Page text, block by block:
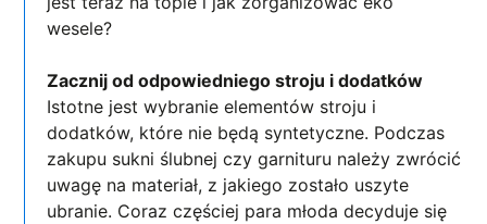
wesele?
Zacznij od odpowiedniego stroju i dodatków
Istotne jest wybranie elementów stroju i
dodatków, które nie będą syntetyczne. Podczas
zakupu sukni ślubnej czy garnituru należy zwrócić
uwagę na materiał, z jakiego zostało uszyte
ubranie. Coraz częściej para młoda decyduje się